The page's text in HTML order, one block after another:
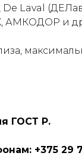
Laval
АМКОДОР и
ГОСТ Р.
+375 29